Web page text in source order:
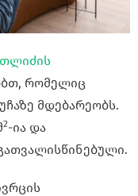
რომელიც
მდებარეობს.
2-ია და